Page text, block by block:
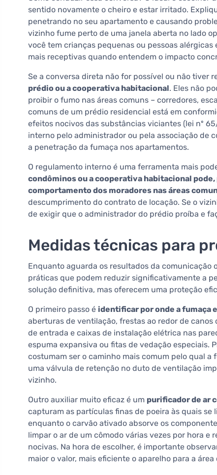
sentido novamente o cheiro e estar irritado.
penetrando no seu apartamento e causando
vizinho fume perto de uma janela aberta no lado
você tem crianças pequenas ou pessoas
mais receptivas quando entendem o impacto
Se a conversa direta não for possível ou não tiver
prédio ou a cooperativa habitacional. Eles não
proibir o fumo nas áreas comuns – corredores,
comuns de um prédio residencial está em
efeitos nocivos das substâncias viciantes (lei nº
interno pelo administrador ou pela associação de
a penetração da fumaça nos apartamentos.
O regulamento interno é uma ferramenta mais
condôminos ou a cooperativa habitacional
comportamento dos moradores nas áreas
descumprimento do contrato de locação. Se o
de exigir que o administrador do prédio proíba e
Medidas técnicas para
Enquanto aguarda os resultados da comunicação
práticas que podem reduzir significativamente a
solução definitiva, mas oferecem uma proteção
O primeiro passo é identificar por onde a fumaça
aberturas de ventilação, frestas ao redor de
de entrada e caixas de instalação elétrica nas
espuma expansiva ou fitas de vedação especiais.
costumam ser o caminho mais comum pelo qual
uma válvula de retenção no duto de ventilação
vizinho.
Outro auxiliar muito eficaz é um purificador de ar
capturam as partículas finas de poeira às quais
enquanto o carvão ativado absorve os
limpar o ar de um cômodo várias vezes por hora
nocivas. Na hora de escolher, é importante
maior o valor, mais eficiente o aparelho para a área